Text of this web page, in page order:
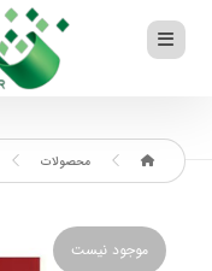
محصولات
موجود نیست